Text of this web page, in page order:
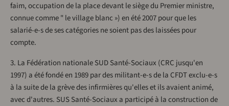
faim, occupation de la place devant le siège du Premier ministre,
connue comme " le village blanc ») en été 2007 pour que les
salarié-e-s de ses catégories ne soient pas des laissées pour
compte.
3. La Fédération nationale SUD Santé-Sociaux (CRC jusqu'en
1997) a été fondé en 1989 par des militant-e-s de la CFDT exclu-e-s
à la suite de la grève des infirmières qu'elles et ils avaient animé,
avec d'autres. SUS Santé-Sociaux a participé à la construction de